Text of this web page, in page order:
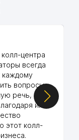
центра
всегда
каждому
вопросы.
речь,
их
этот колл-